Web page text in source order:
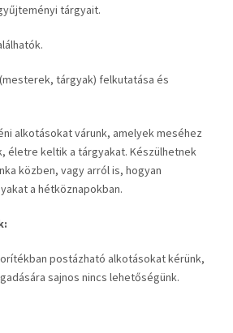
tárgyait.
tárgyak) felkutatása és
alkotásokat várunk, amelyek meséhez
életre keltik a tárgyakat. Készülhetnek
közben, vagy arról is, hogyan
a hétköznapokban.
postázható alkotásokat kérünk,
sajnos nincs lehetőségünk.